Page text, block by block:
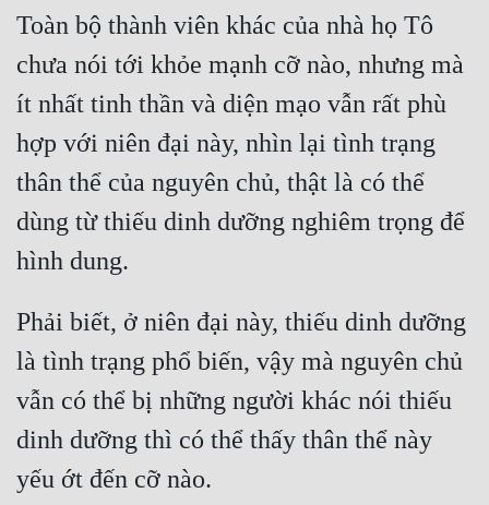
Du Hí
Dã Sử
Dị Giới
Dị Năng
Gia Đấu
Góc Nhìn Nam
Huyền Huyễn
Huyền Nghi
Huyền Ảo
Hài Hước
Hệ Thống
Toàn bộ thành viên khác của nhà họ Tô
chưa nói tới khỏe mạnh cỡ nào, nhưng mà
ít nhất tinh thần và diện mạo vẫn rất phù
hợp với niên đại này, nhìn lại tình trạng
thân thể của nguyên chủ, thật là có thể
dùng từ thiếu dinh dưỡng nghiêm trọng để
Phải biết, ở niên đại này, thiếu dinh dưỡng
là tình trạng phổ biến, vậy mà nguyên chủ
vẫn có thể bị những người khác nói thiếu
dinh dưỡng thì có thể thấy thân thể này